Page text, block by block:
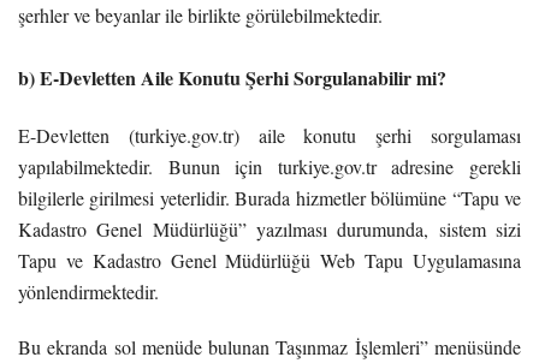
şerhler ve beyanlar ile birlikte görülebilmektedir.
b) E-Devletten Aile Konutu Şerhi Sorgulanabilir mi?
E-Devletten (turkiye.gov.tr) aile konutu şerhi sorgulaması
yapılabilmektedir. Bunun için turkiye.gov.tr adresine gerekli
bilgilerle girilmesi yeterlidir. Burada hizmetler bölümüne “Tapu ve
Kadastro Genel Müdürlüğü” yazılması durumunda, sistem sizi
Tapu ve Kadastro Genel Müdürlüğü Web Tapu Uygulamasına
yönlendirmektedir.
Bu ekranda sol menüde bulunan Taşınmaz İşlemleri” menüsünde